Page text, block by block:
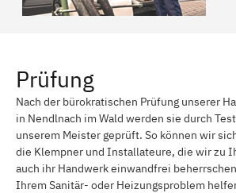
Prüfung
Nach der bürokratischen Prüfung unserer
in Nendlnach im Wald werden sie durch
unserem Meister geprüft. So können wir
die Klempner und Installateure, die wir zu
auch ihr Handwerk einwandfrei
Ihrem Sanitär- oder Heizungsproblem